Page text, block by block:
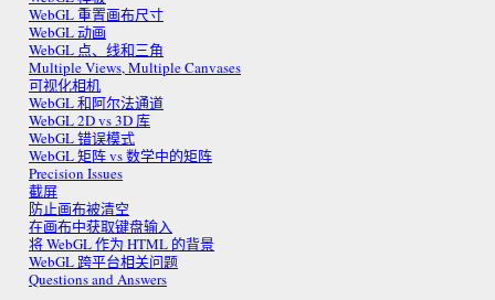
WebGL 重置画布尺寸
WebGL 动画
WebGL 点、线和三角
Multiple Views, Multiple Canvases
可视化相机
WebGL 和阿尔法通道
WebGL 2D vs 3D 库
WebGL 错误模式
WebGL 矩阵 vs 数学中的矩阵
Precision Issues
截屏
防止画布被清空
在画布中获取键盘输入
将 WebGL 作为 HTML 的背景
WebGL 跨平台相关问题
Questions and Answers